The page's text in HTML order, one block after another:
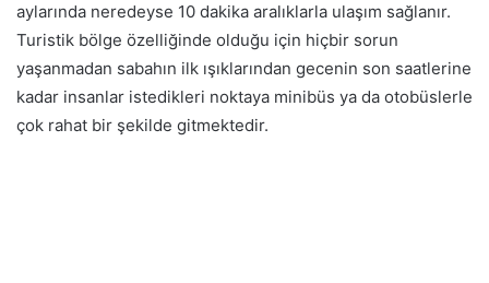
aylarında neredeyse 10 dakika aralıklarla ulaşım sağlanır.
Turistik bölge özelliğinde olduğu için hiçbir sorun
yaşanmadan sabahın ilk ışıklarından gecenin son saatlerine
kadar insanlar istedikleri noktaya minibüs ya da otobüslerle
çok rahat bir şekilde gitmektedir.